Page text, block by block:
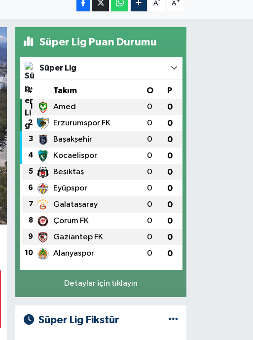
A A
Süper Lig Puan Durumu
Süper Lig
# Takım O P
1 Amed 0 0
2 Erzurumspor FK 0 0
3 Başakşehir 0 0
4 Kocaelispor 0 0
5 Beşiktaş 0 0
6 Eyüpspor 0 0
7 Galatasaray 0 0
8 Çorum FK 0 0
9 Gaziantep FK 0 0
10 Alanyaspor 0 0
Detaylar için tıklayın
Süper Lig Fikstür